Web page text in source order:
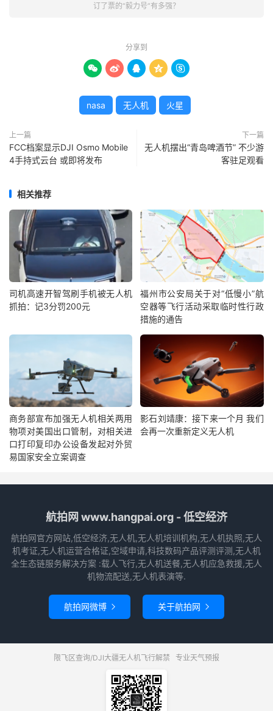
订了票的“毅力号”有多强？
分享到
    
nasa 无人机 火星
上一篇
FCC档案显示DJI Osmo Mobile
4手持式云台 或即将发布
下一篇
无人机摆出“青岛啤酒节” 不少游
客驻足观看
相关推荐
司机高速开智驾刷手机被无人机
抓拍：记3分罚200元
福州市公安局关于对“低慢小”航
空器等飞行活动采取临时性行政
措施的通告
商务部宣布加强无人机相关两用
物项对美国出口管制，对相关进
口打印复印办公设备发起对外贸
易国家安全立案调查
影石刘靖康：接下来一个月 我们
会再一次重新定义无人机
航拍网 www.hangpai.org - 低空经济
航拍网官方网站,低空经济,无人机,无人机培训机构,无人机执照,无人
机考证,无人机运营合格证,空域申请,科技数码产品评测评测,无人机
全生态链服务解决方案 :载人飞行,无人机送餐,无人机应急救援,无人
机物流配送,无人机表演等.
航拍网微博  关于航拍网 
限飞区查询/DJI大疆无人机飞行解禁 专业天气预报